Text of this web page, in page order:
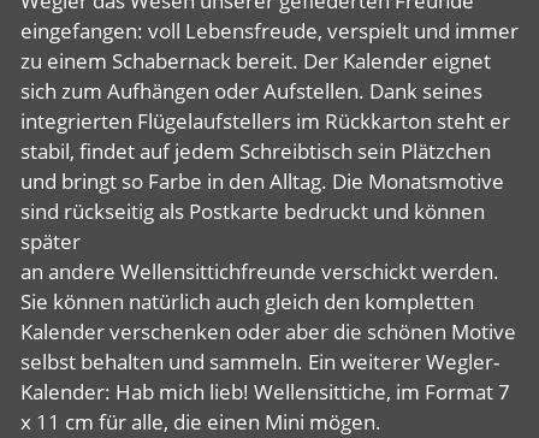
eingefangen: voll Lebensfreude, verspielt und immer
zu einem Schabernack bereit. Der Kalender eignet
sich zum Aufhängen oder Aufstellen. Dank seines
integrierten Flügelaufstellers im Rückkarton steht er
stabil, findet auf jedem Schreibtisch sein Plätzchen
und bringt so Farbe in den Alltag. Die Monatsmotive
sind rückseitig als Postkarte bedruckt und können
später
an andere Wellensittichfreunde verschickt werden.
Sie können natürlich auch gleich den kompletten
Kalender verschenken oder aber die schönen Motive
selbst behalten und sammeln. Ein weiterer Wegler-
Kalender: Hab mich lieb! Wellensittiche, im Format 7
x 11 cm für alle, die einen Mini mögen.